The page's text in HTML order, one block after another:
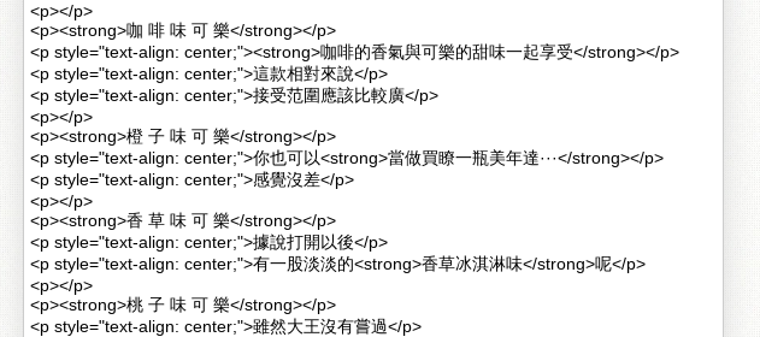
<p></p>
<p><strong>咖 啡 味 可 樂</strong></p>
<p style="text-align: center;"><strong>咖啡的香氣與可樂的甜味一起享受</strong></p>
<p style="text-align: center;">這款相對來說</p>
<p style="text-align: center;">接受范圍應該比較廣</p>
<p></p>
<p><strong>橙 子 味 可 樂</strong></p>
<p style="text-align: center;">你也可以<strong>當做買瞭一瓶美年達···</strong></p>
<p style="text-align: center;">感覺沒差</p>
<p></p>
<p><strong>香 草 味 可 樂</strong></p>
<p style="text-align: center;">據說打開以後</p>
<p style="text-align: center;">有一股淡淡的<strong>香草冰淇淋味</strong>呢</p>
<p></p>
<p><strong>桃 子 味 可 樂</strong></p>
<p style="text-align: center;">雖然大王沒有嘗過</p>